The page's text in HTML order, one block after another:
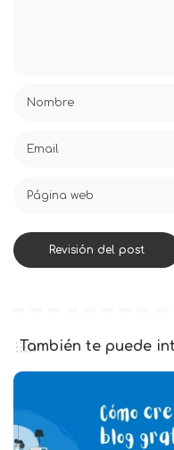
También te puede